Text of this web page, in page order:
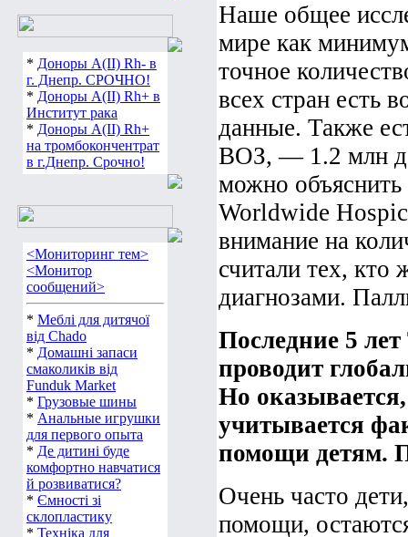
* Доноры А(ІІ) Rh- в
г. Днепр. СРОЧНО!
* Доноры А(ІІ) Rh+ в
Институт рака
* Доноры А(ІІ) Rh+
на тромбокончентрат
в г.Днепр. Срочно!
<Мониторинг тем>
<Монитор
сообщений>
* Меблі для дитячої
від Chado
* Домашні запаси
смаколиків від
Funduk Market
* Грузовые шины
* Анальные игрушки
для первого опыта
* Де дитині буде
комфортно навчатися
й розвиватися?
* Ємності зі
склопластику
* Техніка для
Наше общее
мире как
точное
всех стран есть
данные. Также
ВОЗ, — 1.2 млн
можно
Worldwide
внимание на
считали тех,
диагнозами.
Последние 5
проводит
Но
учитывается
помощи детям.
Очень часто
помощи,